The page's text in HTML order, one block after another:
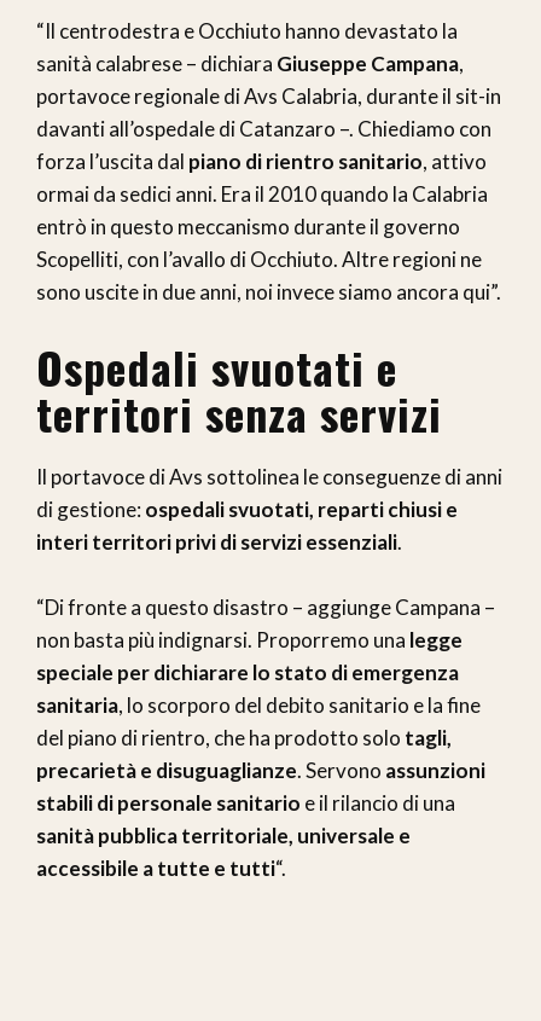
“Il centrodestra e Occhiuto hanno devastato la
sanità calabrese – dichiara Giuseppe Campana,
portavoce regionale di Avs Calabria, durante il sit-in
davanti all’ospedale di Catanzaro –. Chiediamo con
forza l’uscita dal piano di rientro sanitario, attivo
ormai da sedici anni. Era il 2010 quando la Calabria
entrò in questo meccanismo durante il governo
Scopelliti, con l’avallo di Occhiuto. Altre regioni ne
sono uscite in due anni, noi invece siamo ancora qui”.
Ospedali svuotati e
territori senza servizi
Il portavoce di Avs sottolinea le conseguenze di anni
di gestione: ospedali svuotati, reparti chiusi e
interi territori privi di servizi essenziali.
“Di fronte a questo disastro – aggiunge Campana –
non basta più indignarsi. Proporremo una legge
speciale per dichiarare lo stato di emergenza
sanitaria, lo scorporo del debito sanitario e la fine
del piano di rientro, che ha prodotto solo tagli,
precarietà e disuguaglianze. Servono assunzioni
stabili di personale sanitario e il rilancio di una
sanità pubblica territoriale, universale e
accessibile a tutte e tutti“.